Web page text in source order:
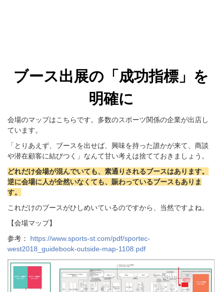
ブース出展の「成功指標」を
明確に
会場のマップはこちらです。多数のスポーツ関係の企業が出店し
ています。
「とりあえず、ブースを出せば、興味を持った誰かが来て、商談
や潜在顧客に結びつく」なんて甘い考えは捨てておきましょう。
どれだけ会場が混んでいても、素通りされるブースはあります。
逆に会場に人が全然いなくても、賑わっているブースもありま
す。
これだけのブースがひしめいているのですから、当然ですよね。
【会場マップ】
参考：
https://www.sports-st.com/pdf/sportec-
west2018_guidebook-outside-map-1108.pdf